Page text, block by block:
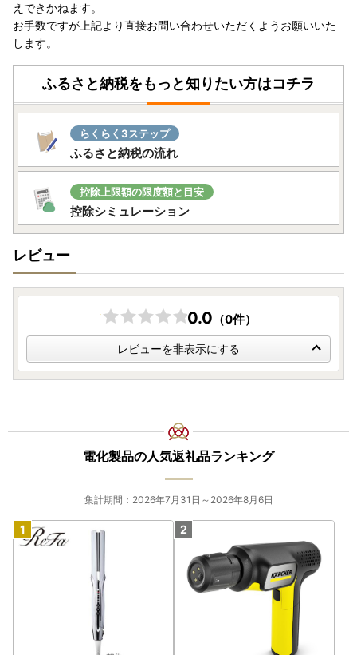
えできかねます。
お手数ですが上記より直接お問い合わせいただくようお願いいた
します。
ふるさと納税をもっと知りたい方はコチラ
らくらく3ステップ
ふるさと納税の流れ
控除上限額の限度額と目安
控除シミュレーション
レビュー
0.0 （0件）
レビューを非表示にする
電化製品の人気返礼品ランキング
集計期間：2026年7月31日～2026年8月6日